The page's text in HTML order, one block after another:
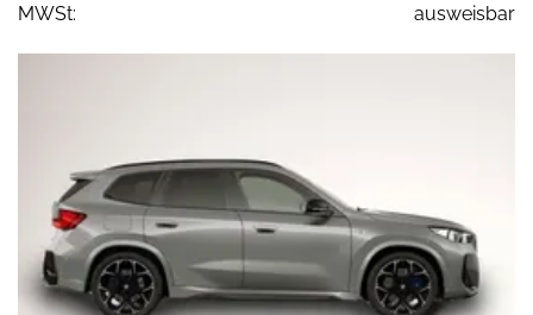
MWSt:
ausweisbar